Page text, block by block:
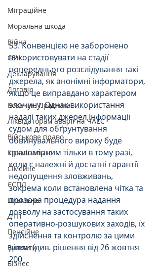
Міграційне
Моральна шкода
Війна
СЗЧ
Декларування
Договір
Козачук. Практика
Ліквідаторам аварії на ЧАЕС
Військове право
Кримінальне
Сімейне
ЄСПЛ
Цивільне
ДТП
Пенсійне
Виплати
Бізнес
53. Конвенцією не заборонено
використовувати на стадії
попереднього розслідування такі
джерела, як анонімні інформатори,
якщо це виправдано характером
злочину. Однак використання
надалі таких джерел інформації
судом для обґрунтування
обвинувального вироку буде
правомірним тільки в тому разі,
коли є належні й достатні гарантії
недопущення зловживань,
зокрема коли встановлена чітка та
прозора процедура надання
дозволу на застосування таких
оперативно-розшукових заходів, їх
здійснення та контролю за цими
діями (див. рішення від 26 жовтня
200